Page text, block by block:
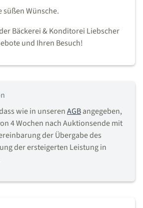
Wünsche.
Bäckerei & Konditorei Liebscher
und Ihren Besuch!
wie in unserenAGBangegeben,
4 Wochen nach Auktionsende mit
der Übergabe des
der ersteigerten Leistung in